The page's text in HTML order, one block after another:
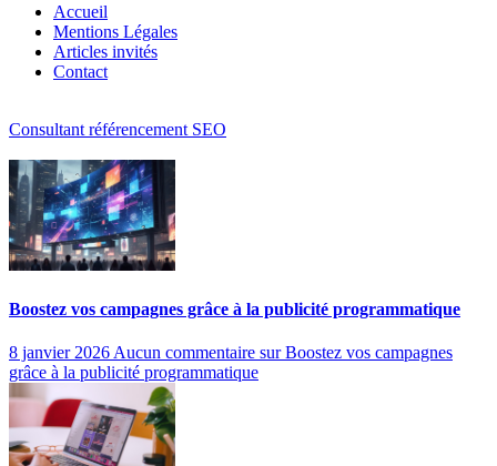
Accueil
Mentions Légales
Articles invités
Contact
Consultant référencement SEO
Boostez vos campagnes grâce à la publicité programmatique
8 janvier 2026 Aucun commentaire sur Boostez vos campagnes
grâce à la publicité programmatique